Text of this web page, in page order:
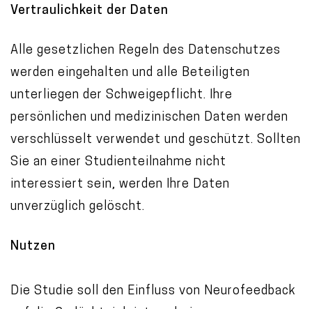
Vertraulichkeit der Daten
Alle gesetzlichen Regeln des Datenschutzes
werden eingehalten und alle Beteiligten
unterliegen der Schweigepflicht. Ihre
persönlichen und medizinischen Daten werden
verschlüsselt verwendet und geschützt. Sollten
Sie an einer Studienteilnahme nicht
interessiert sein, werden Ihre Daten
unverzüglich gelöscht.
Nutzen
Die Studie soll den Einfluss von Neurofeedback